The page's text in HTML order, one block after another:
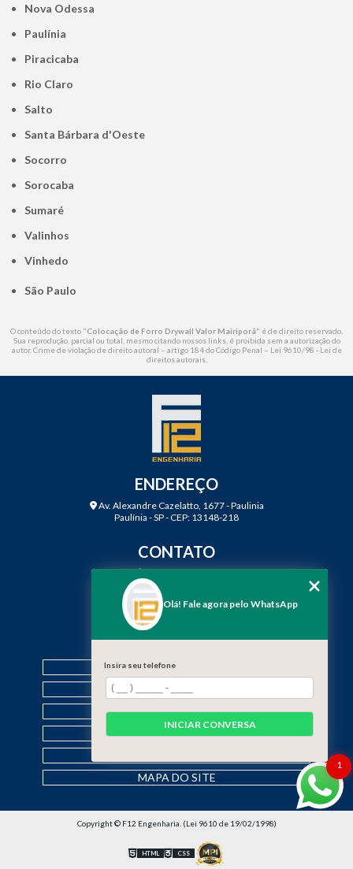
Nova Odessa
Paulínia
Piracicaba
Rio Claro
Salto
Santa Bárbara d'Oeste
Socorro
Sorocaba
Sumaré
Valinhos
Vinhedo
São Paulo
O conteúdo do texto "Colocação de Forro Drywall Valor Mairiporã" é de direito reservado.
Sua reprodução, parcial ou total, mesmo citando nossos links, é proibida sem a autorização do
autor. Crime de violação de direito autoral – artigo 184 do Código Penal – Lei 9610/98 - Lei de
direitos autorais.
ENDEREÇO
Av. Alexandre Cazelatto, 1677 - Paulinia
Paulínia - SP - CEP: 13148-218
CONTATO
(19) 99968-7979
contato@f12engenharia.com.br
MENU
HOME
QUEM SOMOS
SERVIÇOS
CONTATO
MAPA DO SITE
Copyright © F12 Engenharia. (Lei 9610 de 19/02/1998)
HTML CSS
1
Olá! Fale agora pelo WhatsApp
Insira seu telefone
INICIAR CONVERSA